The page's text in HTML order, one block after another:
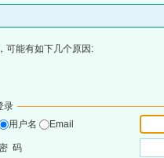
可能有如下几个原因:
录
用户名
Email
码